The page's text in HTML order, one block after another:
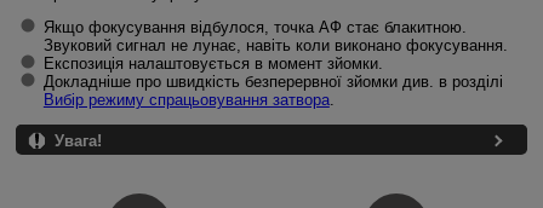
Якщо фокусування відбулося, точка АФ стає блакитною.
Звуковий сигнал не лунає, навіть коли виконано фокусування.
Експозиція налаштовується в момент зйомки.
Докладніше про швидкість безперервної зйомки див. в розділі
Вибір режиму спрацьовування затвора.
Увага!